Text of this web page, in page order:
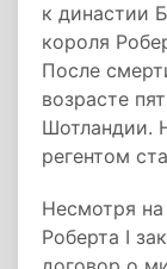
к династии
короля
После
возрасте
Шотландии.
регентом
Несмотря
Роберта I